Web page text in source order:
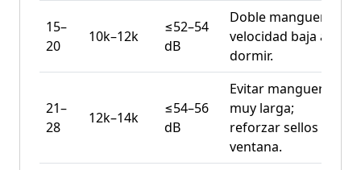
15–
20
10k–12k
≤52–54
dB
Doble manguera,
velocidad baja al
dormir.
21–
28
12k–14k
≤54–56
dB
Evitar manguera
muy larga;
reforzar sellos en
ventana.